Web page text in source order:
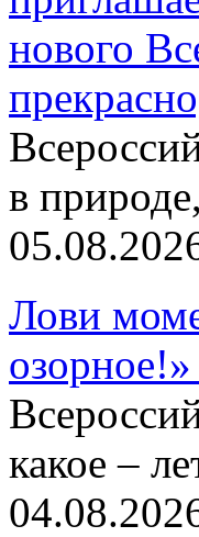
нового
в
Лови
какое –